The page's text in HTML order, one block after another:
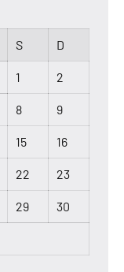
S D
1 2
8 9
15 16
22 23
29 30